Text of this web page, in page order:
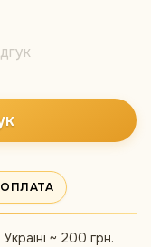
ОПЛАТА
~ 200 грн.